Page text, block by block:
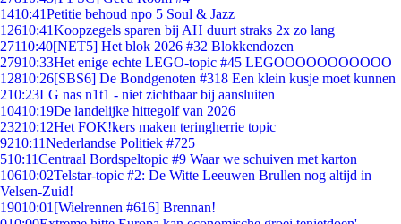
1410:41Petitie behoud npo 5 Soul & Jazz
12610:41Koopzegels sparen bij AH duurt straks 2x zo lang
27110:40[NET5] Het blok 2026 #32 Blokkendozen
27910:33Het enige echte LEGO-topic #45 LEGOOOOOOOOOOO
12810:26[SBS6] De Bondgenoten #318 Een klein kusje moet kunnen
210:23LG nas n1t1 - niet zichtbaar bij aansluiten
10410:19De landelijke hittegolf van 2026
23210:12Het FOK!kers maken teringherrie topic
9210:11Nederlandse Politiek #725
510:11Centraal Bordspeltopic #9 Waar we schuiven met karton
10610:02Telstar-topic #2: De Witte Leeuwen Brullen nog altijd in
Velsen-Zuid!
19010:01 [Wielrennen #616] Brennan!